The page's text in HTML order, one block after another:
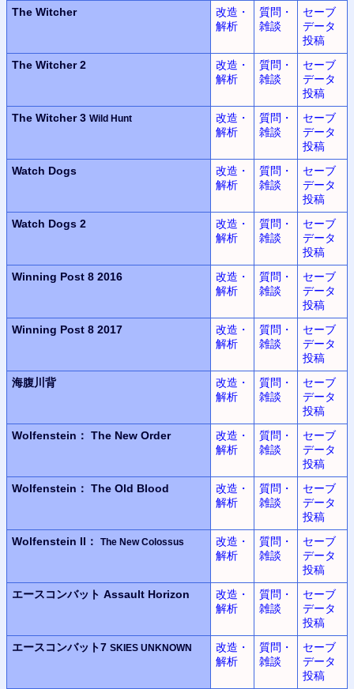
The Witcher
改造・
解析
質問・
雑談
セーブ
データ
投稿
The Witcher 2
改造・
解析
質問・
雑談
セーブ
データ
投稿
The Witcher 3 Wild Hunt
改造・
解析
質問・
雑談
セーブ
データ
投稿
Watch Dogs
改造・
解析
質問・
雑談
セーブ
データ
投稿
Watch Dogs 2
改造・
解析
質問・
雑談
セーブ
データ
投稿
Winning Post 8 2016
改造・
解析
質問・
雑談
セーブ
データ
投稿
Winning Post 8 2017
改造・
解析
質問・
雑談
セーブ
データ
投稿
海腹川背
改造・
解析
質問・
雑談
セーブ
データ
投稿
Wolfenstein： The New Order
改造・
解析
質問・
雑談
セーブ
データ
投稿
Wolfenstein： The Old Blood
改造・
解析
質問・
雑談
セーブ
データ
投稿
Wolfenstein II：
The New Colossus
改造・
解析
質問・
雑談
セーブ
データ
投稿
エースコンバット Assault Horizon
改造・
解析
質問・
雑談
セーブ
データ
投稿
エースコンバット7 SKIES UNKNOWN
改造・
解析
質問・
雑談
セーブ
データ
投稿